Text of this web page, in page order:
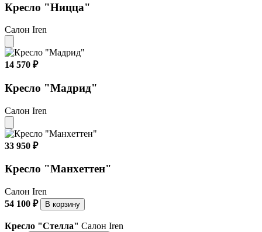
Кресло "Ницца"
Салон Iren
14 570 ₽
Кресло "Мадрид"
Салон Iren
33 950 ₽
Кресло "Манхеттен"
Салон Iren
54 100 ₽
В корзину
Кресло "Стелла" Салон Iren